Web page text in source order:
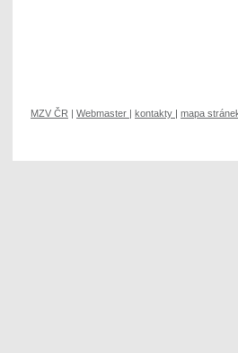
MZV ČR Webmaster kontakty mapa